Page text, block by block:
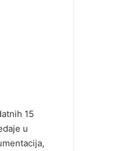
15
u